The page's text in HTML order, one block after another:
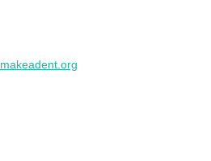
makeadent.org